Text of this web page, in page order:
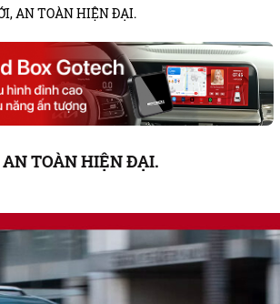
AN TOÀN HIỆN ĐẠI.
TOÀN HIỆN ĐẠI.